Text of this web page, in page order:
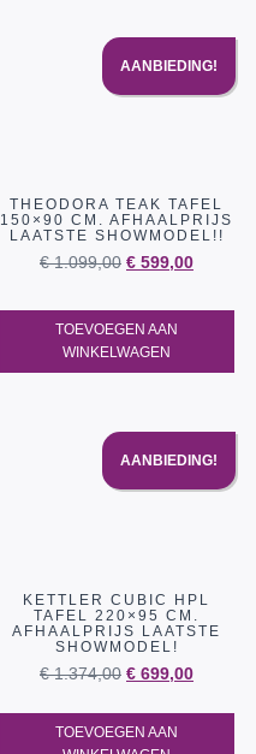
AANBIEDING!
THEODORA TEAK TAFEL
150×90 CM. AFHAALPRIJS
LAATSTE SHOWMODEL!!
€1.099,00 € 599,00
TOEVOEGEN AAN
WINKELWAGEN
AANBIEDING!
KETTLER CUBIC HPL
TAFEL 220×95 CM.
AFHAALPRIJS LAATSTE
SHOWMODEL!
€1.374,00 € 699,00
TOEVOEGEN AAN